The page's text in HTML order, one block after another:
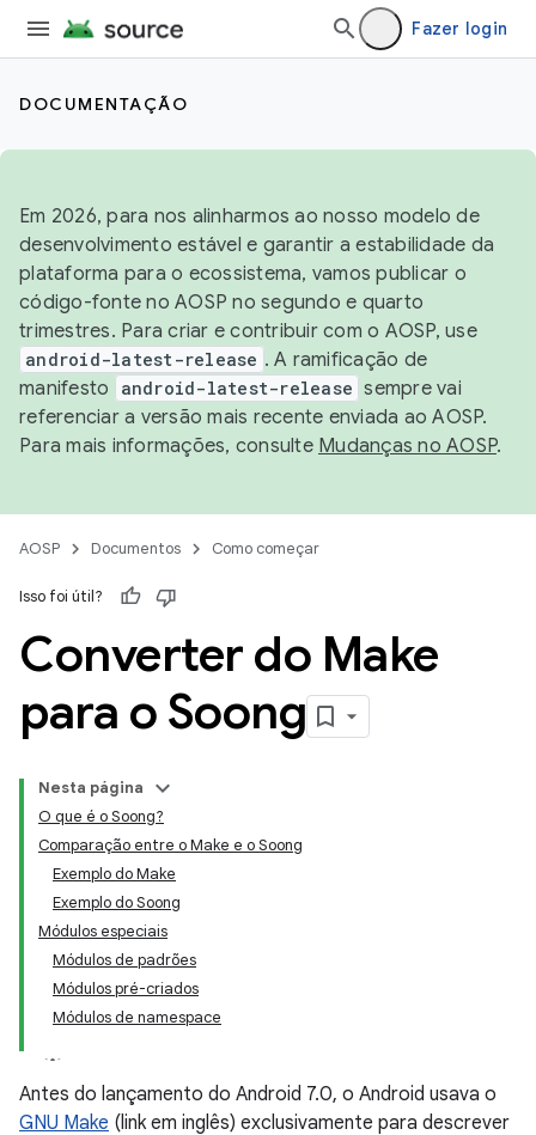
Fazer login
DOCUMENTAÇÃO
Em 2026, para nos alinharmos ao nosso modelo de
desenvolvimento estável e garantir a estabilidade da
plataforma para o ecossistema, vamos publicar o
código-fonte no AOSP no segundo e quarto
trimestres. Para criar e contribuir com o AOSP, use
android-latest-release . A ramificação de
manifesto
android-latest-release sempre vai
referenciar a versão mais recente enviada ao AOSP.
Para mais informações, consulte Mudanças no AOSP.
AOSP Documentos Como começar
Isso foi útil?
Converter do Make
para o Soong
Nesta página
O que é o Soong?
Comparação entre o Make e o Soong
Exemplo do Make
Exemplo do Soong
Módulos especiais
Módulos de padrões
Módulos pré-criados
Módulos de namespace
Antes do lançamento do Android 7.0, o Android usava o
GNU Make (link em inglês) exclusivamente para descrever